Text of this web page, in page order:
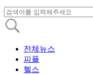
전체뉴스
피플
헬스